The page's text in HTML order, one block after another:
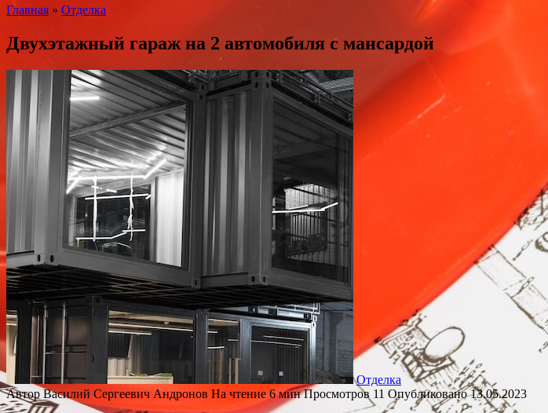
Главная » Отделка
Двухэтажный гараж на 2 автомобиля с мансардой
Отделка
Автор Василий Сергеевич Андронов На чтение6 мин Просмотров 11 Опубликовано 13.05.2023